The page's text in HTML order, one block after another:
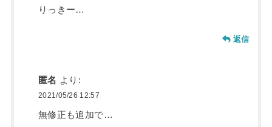
りっきー…
返信
匿名 より:
2021/05/26 12:57
無修正も追加で…